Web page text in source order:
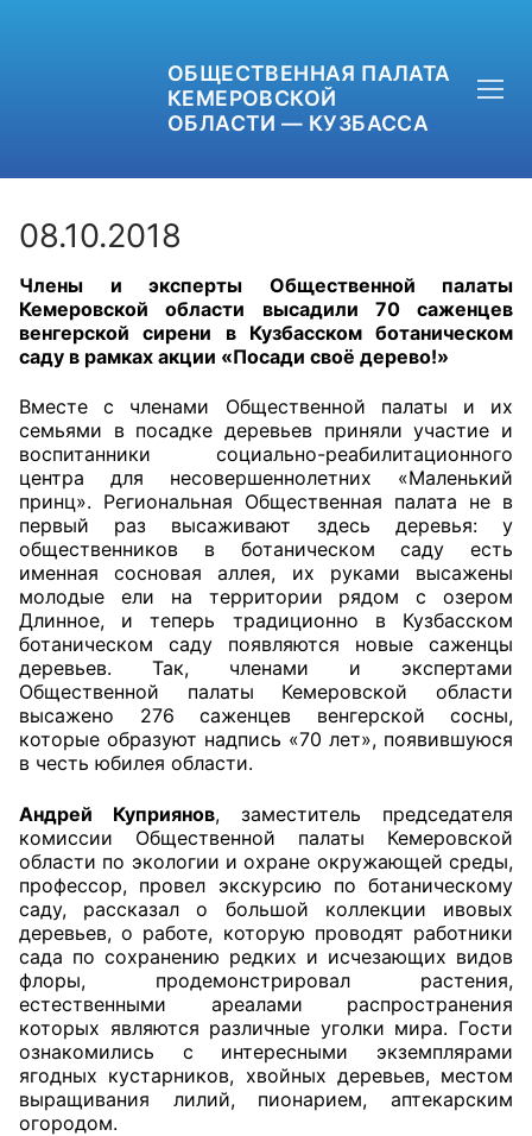
ОБЩЕСТВЕННАЯ ПАЛАТА
КЕМЕРОВСКОЙ
ОБЛАСТИ — КУЗБАССА
+7 (3842) 58-82-40
OPKO42@BK.RU
ОБРАТНАЯ СВЯЗЬ
Главная
Общественные советы
Общественные советы при территориальных
органах федеральных органов
исполнительной власти
независимой оценки качества условий
оказания услуг
О Палате
Структура Палаты
Комиссии
Экспертный совет ОП КО
Совет ОП КО
08.10.2018
Члены и эксперты Общественной палаты
Кемеровской области высадили 70 саженцев
венгерской сирени в Кузбасском ботаническом
саду в рамках акции «Посади своё дерево!»
Вместе с членами Общественной палаты и их
семьями в посадке деревьев приняли участие и
воспитанники социально-реабилитационного
центра для несовершеннолетних «Маленький
принц». Региональная Общественная палата не в
первый раз высаживают здесь деревья: у
общественников в ботаническом саду есть
именная сосновая аллея, их руками высажены
молодые ели на территории рядом с озером
Длинное, и теперь традиционно в Кузбасском
ботаническом саду появляются новые саженцы
деревьев. Так, членами и экспертами
Общественной палаты Кемеровской области
высажено 276 саженцев венгерской сосны,
которые образуют надпись «70 лет», появившуюся
в честь юбилея области.
Андрей Куприянов, заместитель председателя
комиссии Общественной палаты Кемеровской
области по экологии и охране окружающей среды,
профессор, провел экскурсию по ботаническому
саду, рассказал о большой коллекции ивовых
деревьев, о работе, которую проводят работники
сада по сохранению редких и исчезающих видов
флоры, продемонстрировал растения,
естественными ареалами распространения
которых являются различные уголки мира. Гости
ознакомились с интересными экземплярами
ягодных кустарников, хвойных деревьев, местом
выращивания лилий, пионарием, аптекарским
огородом.